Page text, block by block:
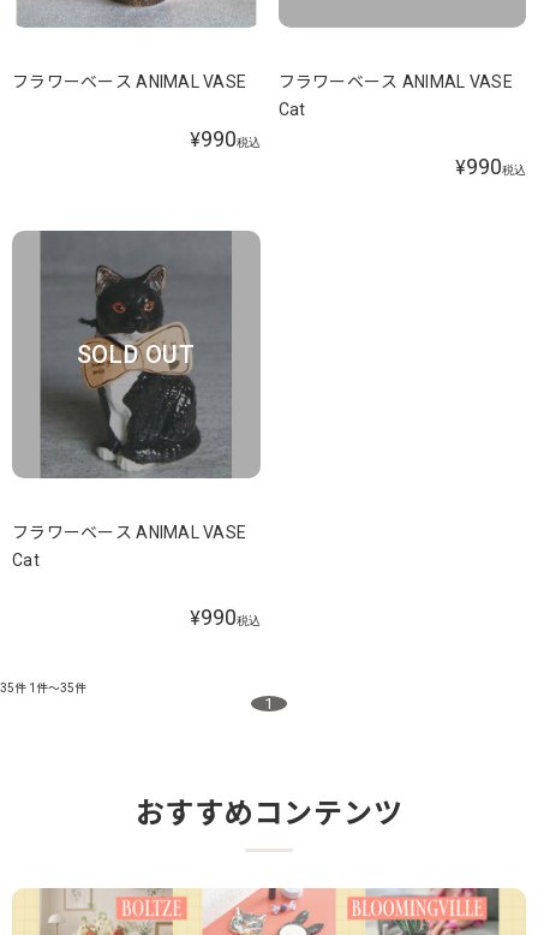
フラワーベース ANIMAL VASE
¥990税込
フラワーベース ANIMAL VASE
Cat
¥990税込
SOLD OUT
フラワーベース ANIMAL VASE
Cat
¥990税込
35件 1件～35件
1
おすすめコンテンツ